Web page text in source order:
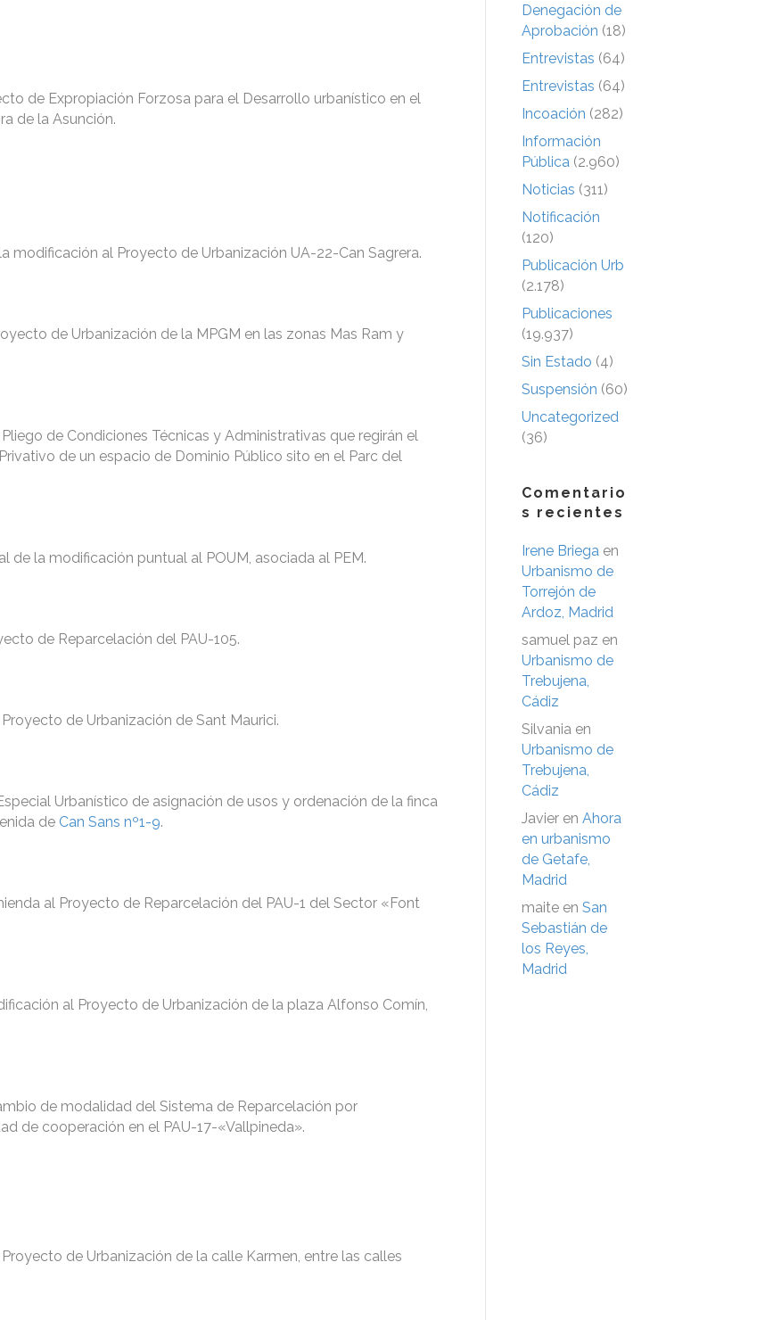
de Expropiación Forzosa para el Desarrollo urbanístico en el
de la Asunción.
modificación al Proyecto de Urbanización UA-22-Can Sagrera.
de Urbanización de la MPGM en las zonas Mas Ram y
de Condiciones Técnicas y Administrativas que regirán el
de un espacio de Dominio Público sito en el Parc del
de la modificación puntual al POUM, asociada al PEM.
de Reparcelación del PAU-105.
de Urbanización de Sant Maurici.
Urbanístico de asignación de usos y ordenación de la finca
de Can Sans nº1-9.
al Proyecto de Reparcelación del PAU-1 del Sector «Font
al Proyecto de Urbanización de la plaza Alfonso Comín,
de modalidad del Sistema de Reparcelación por
de cooperación en el PAU-17-«Vallpineda».
de Urbanización de la calle Karmen, entre las calles
Denegación de
Aprobación (18)
Entrevistas (64)
Entrevistas (64)
Incoación (282)
Información
Pública (2.960)
Noticias (311)
Notificación
(120)
Publicación Urb
(2.178)
Publicaciones
(19.937)
Sin Estado (4)
Suspensión (60)
Uncategorized
(36)
Comentario
s recientes
Irene Briega en
Urbanismo de
Torrejón de
Ardoz, Madrid
samuel paz en
Urbanismo de
Trebujena,
Cádiz
Silvania en
Urbanismo de
Trebujena,
Cádiz
Javier en Ahora
en urbanismo
de Getafe,
Madrid
maite en San
Sebastián de
los Reyes,
Madrid